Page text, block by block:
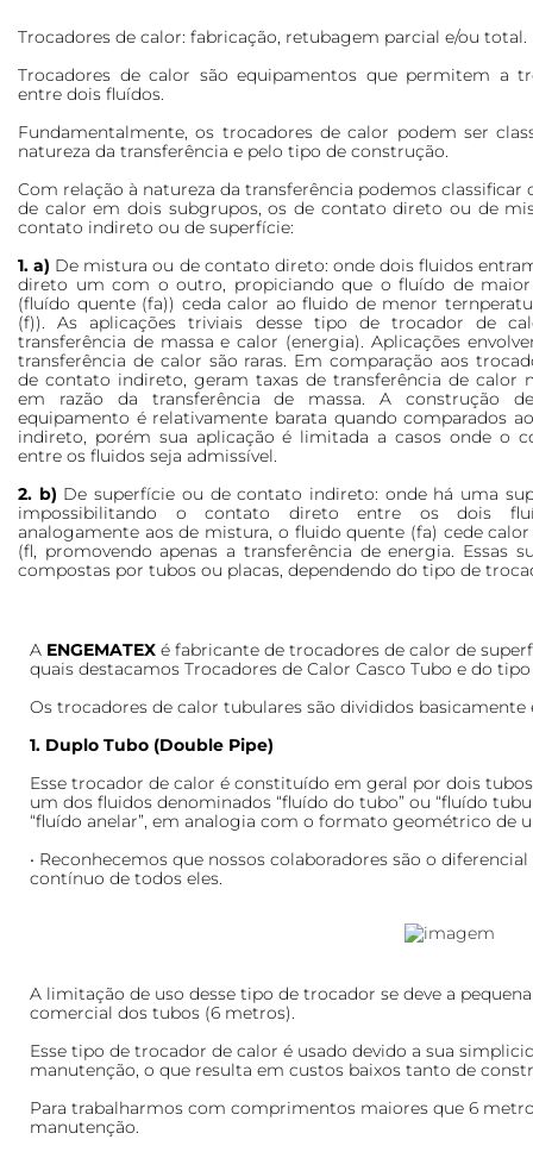
Trocadores de calor: fabricação, retubagem parcial e/ou total.
Trocadores de calor são equipamentos que permitem a
entre dois fluídos.
Fundamentalmente, os trocadores de calor podem ser
natureza da transferência e pelo tipo de construção.
Com relação à natureza da transferência podemos classificar
de calor em dois subgrupos, os de contato direto ou de
contato indireto ou de superfície:
1. a) De mistura ou de contato direto: onde dois fluidos
direto um com o outro, propiciando que o fluído de maior
(fluído quente (fa)) ceda calor ao fluido de menor
(f)). As aplicações triviais desse tipo de trocador de
transferência de massa e calor (energia). Aplicações
transferência de calor são raras. Em comparação aos
de contato indireto, geram taxas de transferência de calor
em razão da transferência de massa. A construção
equipamento é relativamente barata quando comparados
indireto, porém sua aplicação é limitada a casos onde o
entre os fluidos seja admissível.
2. b) De superfície ou de contato indireto: onde há uma
impossibilitando o contato direto entre os dois
analogamente aos de mistura, o fluido quente (fa) cede
(fl, promovendo apenas a transferência de energia. Essas
compostas por tubos ou placas, dependendo do tipo de
A ENGEMATEX é fabricante de trocadores de calor de
quais destacamos Trocadores de Calor Casco Tubo e do
Os trocadores de calor tubulares são divididos
1. Duplo Tubo (Double Pipe)
Esse trocador de calor é constituído em geral por dois
um dos fluidos denominados “fluído do tubo” ou “fluído
“fluído anelar”, em analogia com o formato geométrico de
• Reconhecemos que nossos colaboradores são o
contínuo de todos eles.
A limitação de uso desse tipo de trocador se deve a
comercial dos tubos (6 metros).
Esse tipo de trocador de calor é usado devido a sua
manutenção, o que resulta em custos baixos tanto de
Para trabalharmos com comprimentos maiores que 6
manutenção.